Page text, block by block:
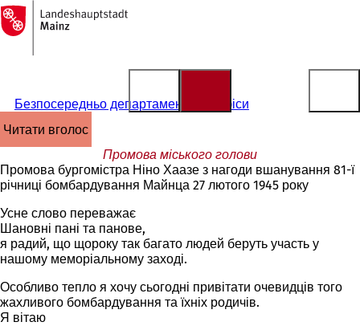
Перейти до змісту
На
головну
сторінку
Безпосередньо департаменти та офіси
читати вголос
Промова міського голови
Промова бургомістра Ніно Хаазе з нагоди вшанування 81-ї
річниці бомбардування Майнца 27 лютого 1945 року
Усне слово переважає
Шановні пані та панове,
я радий, що щороку так багато людей беруть участь у
нашому меморіальному заході.
Особливо тепло я хочу сьогодні привітати очевидців того
жахливого бомбардування та їхніх родичів.
Я вітаю